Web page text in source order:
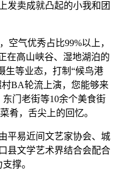
卖成就凸起的小我和团
气优秀占比99%以上，
在高山峡谷、湿地湖泊的
生等业态，打制“候鸟港
BA轮流上演，您能够来
门老街等10余个美食街
肴，舌尖上的回忆。
易近间文艺家协会、城
县文学艺术界结合会配合
撑。